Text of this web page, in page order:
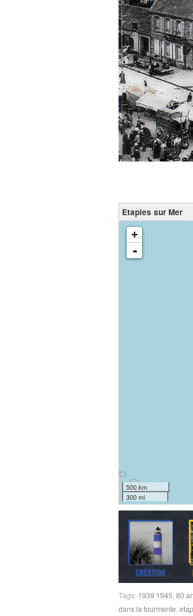
Etaples sur Mer
chargement de la carte -
+
-
500 km
300 mi
Tags: 1939 1945,80
dans la tourmente,